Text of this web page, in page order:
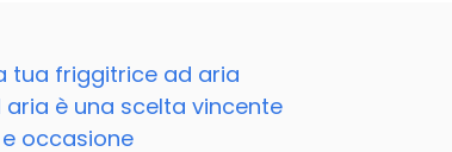
tua friggitrice ad aria
è una scelta vincente
occasione